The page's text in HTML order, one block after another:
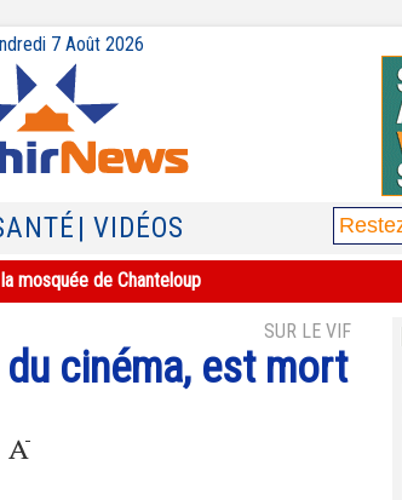
7 Août 2026
| VIDÉOS
mosquée de Chanteloup
SUR LE VIF
cinéma, est mort